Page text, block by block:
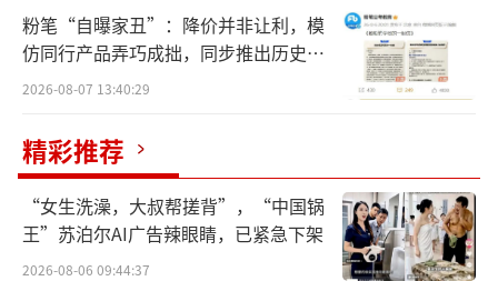
打击“过度医疗”DRG让医院结余留用大
幅增加
4月10日，国家医保局官方发文回应称：根
据《全国三级公立医院绩效考核国家监测分析
的通报》，2020年全国三级公立医院医疗盈余
率为-0.6%，医院资产负债率为44.09%。
粉笔“自曝家丑”：降价并非让利，模
仿同行产品弄巧成拙，同步推出历史学
员退费方案
2026-08-07 13:40:29
精彩推荐
“女生洗澡，大叔帮搓背”，“中国锅
王”苏泊尔AI广告辣眼睛，已紧急下架
2026-08-06 09:44:37